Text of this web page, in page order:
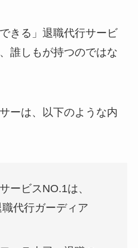
きる」退職代行サービ
誰しもが持つのではな
ーは、以下のような内
ービスNO.1は、
職代行ガーディア